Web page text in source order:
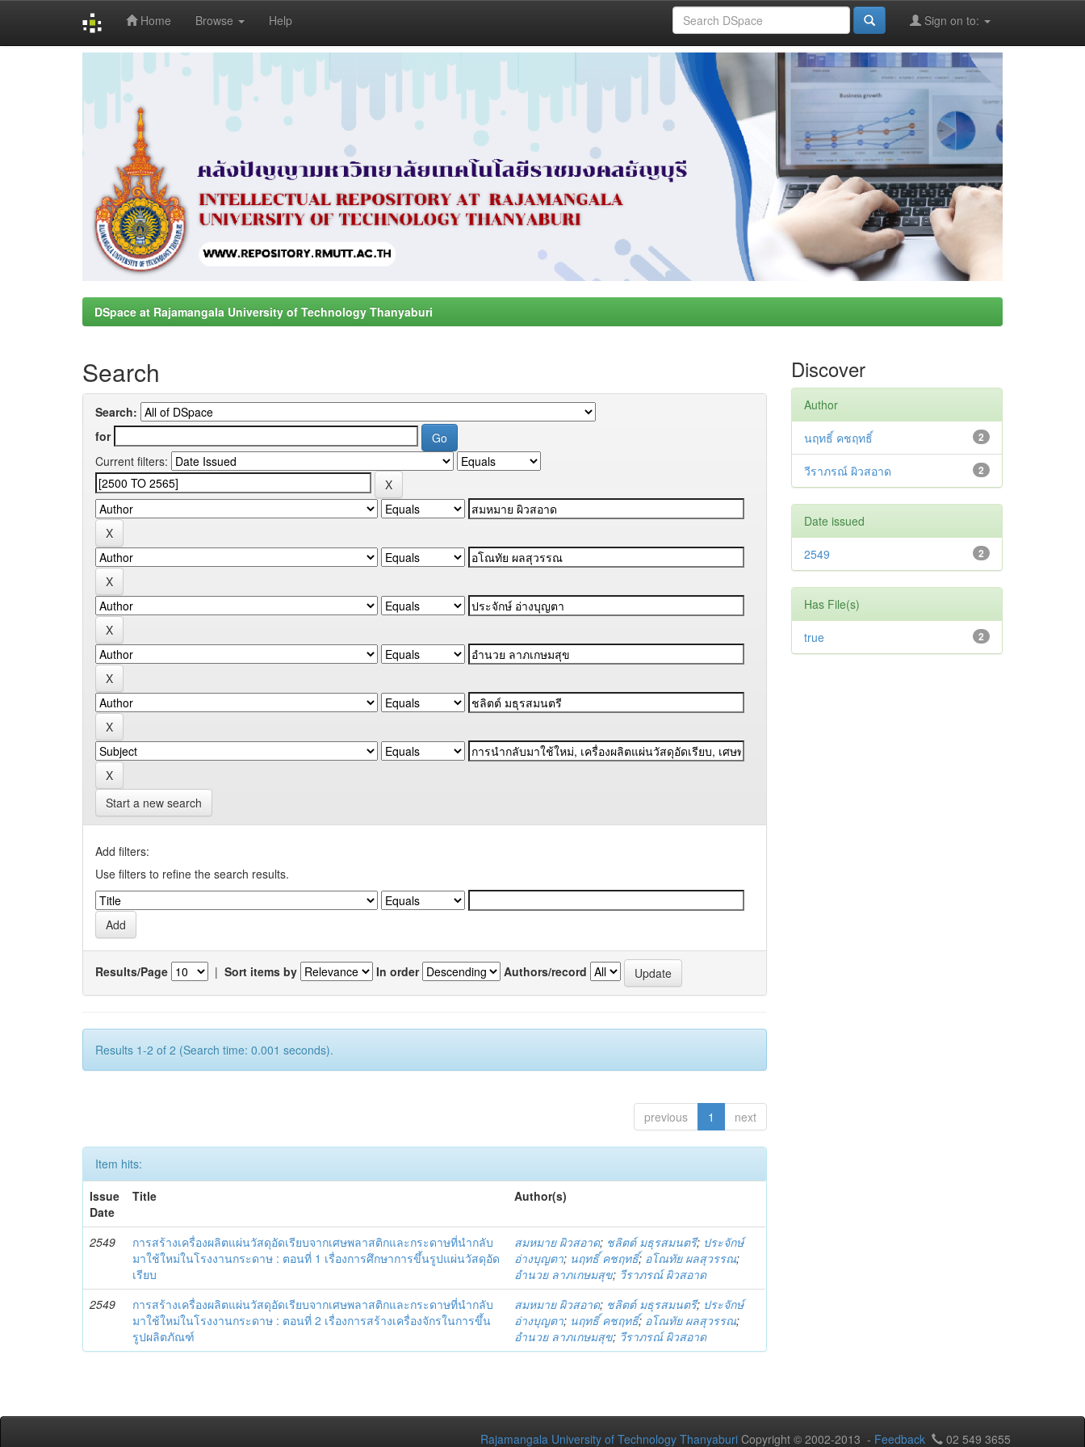
Home Browse Help Sign on to:
DSpace at Rajamangala University of Technology Thanyaburi
Search
Search:
for
Current filters:
Start a new search
Add filters:
Use filters to refine the search results.
Results/Page | Sort items by In order Authors/record
Results 1-2 of 2 (Search time: 0.001 seconds).
previous 1 next
Item hits:
Issue
Date
Title Author(s)
2549
การสร้างเครื่องผลิตแผ่นวัสดุอัดเรียบจากเศษพลาสติกและกระดาษที่นำกลับ
มาใช้ใหม่ในโรงงานกระดาษ : ตอนที่ 1 เรื่องการศึกษาการขึ้นรูปแผ่นวัสดุอัด
เรียบ
สมหมาย ผิวสอาด; ชลิตต์ มธุรสมนตรี; ประจักษ์
อ่างบุญตา; นฤทธิ์ คชฤทธิ์; อโณทัย ผลสุวรรณ;
อำนวย ลาภเกษมสุข; วีราภรณ์ ผิวสอาด
2549
การสร้างเครื่องผลิตแผ่นวัสดุอัดเรียบจากเศษพลาสติกและกระดาษที่นำกลับ
มาใช้ใหม่ในโรงงานกระดาษ : ตอนที่ 2 เรื่องการสร้างเครื่องจักรในการขึ้น
รูปผลิตภัณฑ์
สมหมาย ผิวสอาด; ชลิตต์ มธุรสมนตรี; ประจักษ์
อ่างบุญตา; นฤทธิ์ คชฤทธิ์; อโณทัย ผลสุวรรณ;
อำนวย ลาภเกษมสุข; วีราภรณ์ ผิวสอาด
Discover
Author
2
นฤทธิ์ คชฤทธิ์
2
วีราภรณ์ ผิวสอาด
Date issued
2
2549
Has File(s)
2
true
Rajamangala University of Technology Thanyaburi Copyright © 2002-2013 - Feedback 02 549 3655